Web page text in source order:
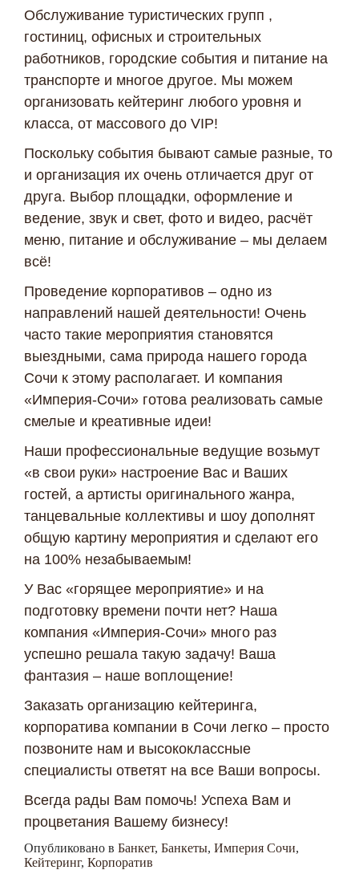
Обслуживание туристических групп ,
гостиниц, офисных и строительных
работников, городские события и питание на
транспорте и многое другое. Мы можем
организовать кейтеринг любого уровня и
класса, от массового до VIP!
Поскольку события бывают самые разные, то
и организация их очень отличается друг от
друга. Выбор площадки, оформление и
ведение, звук и свет, фото и видео, расчёт
меню, питание и обслуживание – мы делаем
всё!
Проведение корпоративов – одно из
направлений нашей деятельности! Очень
часто такие мероприятия становятся
выездными, сама природа нашего города
Сочи к этому располагает. И компания
«Империя-Сочи» готова реализовать самые
смелые и креативные идеи!
Наши профессиональные ведущие возьмут
«в свои руки» настроение Вас и Ваших
гостей, а артисты оригинального жанра,
танцевальные коллективы и шоу дополнят
общую картину мероприятия и сделают его
на 100% незабываемым!
У Вас «горящее мероприятие» и на
подготовку времени почти нет? Наша
компания «Империя-Сочи» много раз
успешно решала такую задачу! Ваша
фантазия – наше воплощение!
Заказать организацию кейтеринга,
корпоратива компании в Сочи легко – просто
позвоните нам и высококлассные
специалисты ответят на все Ваши вопросы.
Всегда рады Вам помочь! Успеха Вам и
процветания Вашему бизнесу!
Опубликовано в Банкет, Банкеты, Империя Сочи,
Кейтеринг, Корпоратив